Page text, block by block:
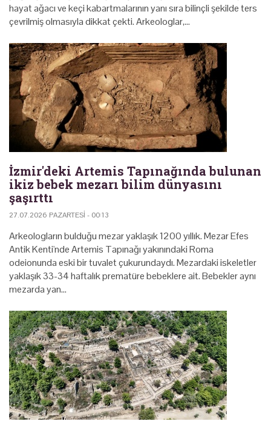
hayat ağacı ve keçi kabartmalarının yanı sıra bilinçli şekilde ters
çevrilmiş olmasıyla dikkat çekti. Arkeologlar,…
İzmir'deki Artemis Tapınağında bulunan
ikiz bebek mezarı bilim dünyasını
şaşırttı
27.07.2026 PAZARTESI - 00:13
Arkeologların bulduğu mezar yaklaşık 1200 yıllık. Mezar Efes
Antik Kenti'nde Artemis Tapınağı yakınındaki Roma
odeionunda eski bir tuvalet çukurundaydı. Mezardaki iskeletler
yaklaşık 33-34 haftalık prematüre bebeklere ait. Bebekler aynı
mezarda yan…